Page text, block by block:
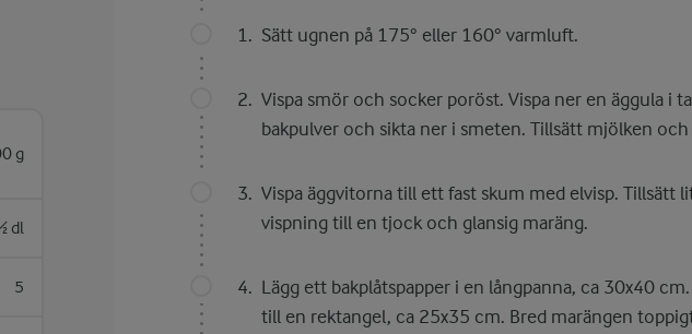
g
dl
5
Sätt ugnen på 175° eller 160° varmluft.
Vispa smör och socker poröst. Vispa ner en äggula i
bakpulver och sikta ner i smeten. Tillsätt mjölken
Vispa äggvitorna till ett fast skum med elvisp. Tillsätt
vispning till en tjock och glansig maräng.
Lägg ett bakplåtspapper i en långpanna, ca 30x40
till en rektangel, ca 25x35 cm. Bred marängen